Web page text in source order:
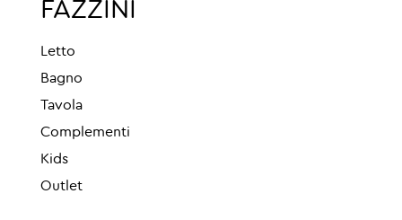
FAZZINI
Letto
Bagno
Tavola
Complementi
Kids
Outlet